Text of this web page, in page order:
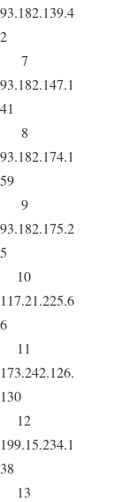
93.182.139.4
2
7
93.182.147.1
41
8
93.182.174.1
59
9
93.182.175.2
5
10
117.21.225.6
6
11
173.242.126.
130
12
199.15.234.1
38
13